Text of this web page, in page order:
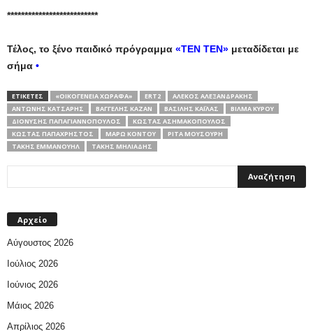
**************************
Τέλος, το ξένο παιδικό πρόγραμμα «ΤΕΝ ΤΕΝ» μεταδίδεται με
σήμα •
ΕΤΙΚΕΤΕΣ «ΟΙΚΟΓΈΝΕΙΑ ΧΩΡΑΦΆ» ERT2
ΑΛΈΚΟΣ ΑΛΕΞΑΝΔΡΆΚΗΣ
ΑΝΤΏΝΗΣ ΚΑΤΣΑΡΉΣ
ΒΑΓΓΈΛΗΣ ΚΑΖΆΝ ΒΑΣΊΛΗΣ ΚΑΪ́ΛΑΣ
ΒΊΛΜΑ ΚΎΡΟΥ
ΔΙΟΝΎΣΗΣ ΠΑΠΑΓΙΑΝΝΌΠΟΥΛΟΣ
ΚΏΣΤΑΣ ΑΣΗΜΑΚΌΠΟΥΛΟΣ
ΚΏΣΤΑΣ ΠΑΠΑΧΡΉΣΤΟΣ
ΜΆΡΩ ΚΟΝΤΟΎ
ΡΊΤΑ ΜΟΥΣΟΎΡΗ
ΤΆΚΗΣ ΕΜΜΑΝΟΥΉΛ
ΤΆΚΗΣ ΜΗΛΙΆΔΗΣ
Αρχείο
Αύγουστος 2026
Ιούλιος 2026
Ιούνιος 2026
Μάιος 2026
Απρίλιος 2026